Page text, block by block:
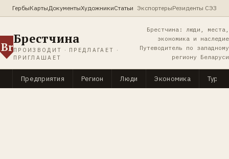
ГербыКартыДокументыХудожникиСтатьи ЭкспортерыРезиденты СЭЗ
Br
Брестчина
ПРОИЗВОДИТ · ПРЕДЛАГАЕТ ·
ПРИГЛАШАЕТ
Брестчина: люди, места,
экономика и наследие
Путеводитель по западному
региону Беларуси
Предприятия Регион Люди Экономика